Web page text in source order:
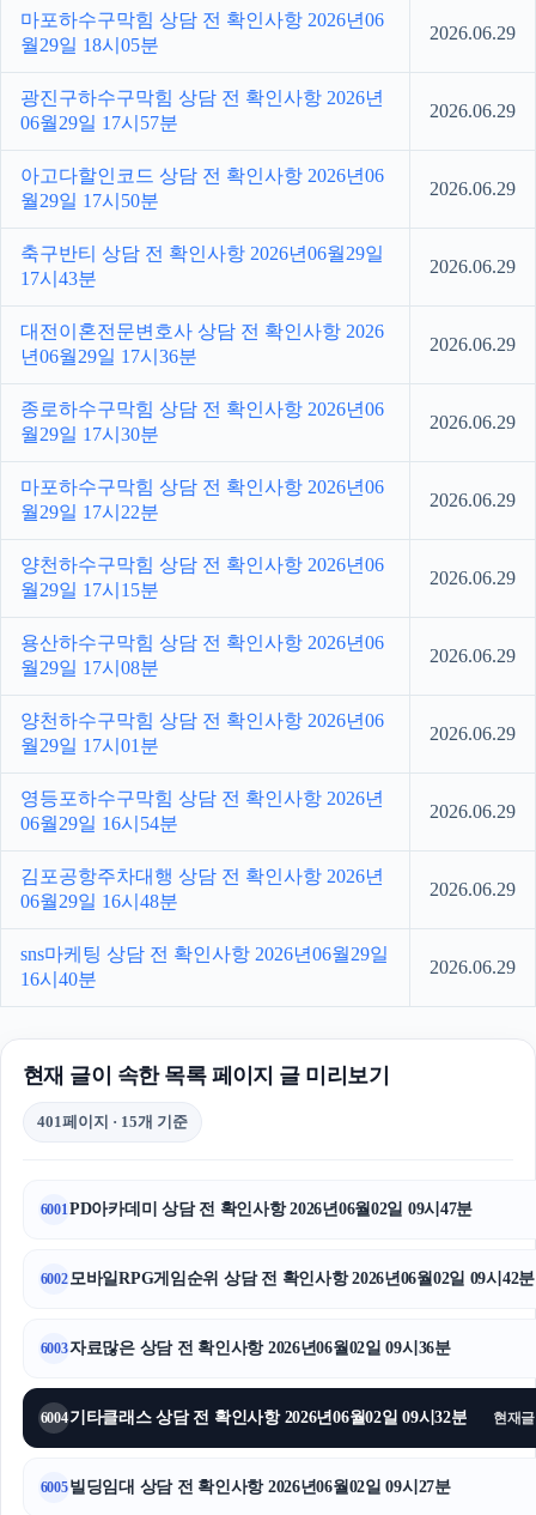
마포하수구막힘 상담 전 확인사항 2026년06
월29일 18시05분
2026.06.29
광진구하수구막힘 상담 전 확인사항 2026년
06월29일 17시57분
2026.06.29
아고다할인코드 상담 전 확인사항 2026년06
월29일 17시50분
2026.06.29
축구반티 상담 전 확인사항 2026년06월29일
17시43분
2026.06.29
대전이혼전문변호사 상담 전 확인사항 2026
년06월29일 17시36분
2026.06.29
종로하수구막힘 상담 전 확인사항 2026년06
월29일 17시30분
2026.06.29
마포하수구막힘 상담 전 확인사항 2026년06
월29일 17시22분
2026.06.29
양천하수구막힘 상담 전 확인사항 2026년06
월29일 17시15분
2026.06.29
용산하수구막힘 상담 전 확인사항 2026년06
월29일 17시08분
2026.06.29
양천하수구막힘 상담 전 확인사항 2026년06
월29일 17시01분
2026.06.29
영등포하수구막힘 상담 전 확인사항 2026년
06월29일 16시54분
2026.06.29
김포공항주차대행 상담 전 확인사항 2026년
06월29일 16시48분
2026.06.29
sns마케팅 상담 전 확인사항 2026년06월29일
16시40분
2026.06.29
현재 글이 속한 목록 페이지 글 미리보기
401페이지 · 15개 기준
6001 PD아카데미 상담 전 확인사항 2026년06월02일 09시47분
6002모바일RPG게임순위 상담 전 확인사항 2026년06월02일 09시42분
6003자료많은 상담 전 확인사항 2026년06월02일 09시36분
6004기타클래스 상담 전 확인사항 2026년06월02일 09시32분 현재글
6005빌딩임대 상담 전 확인사항 2026년06월02일 09시27분